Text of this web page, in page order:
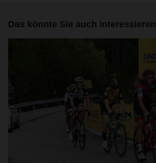
Das könnte Sie auch interessieren